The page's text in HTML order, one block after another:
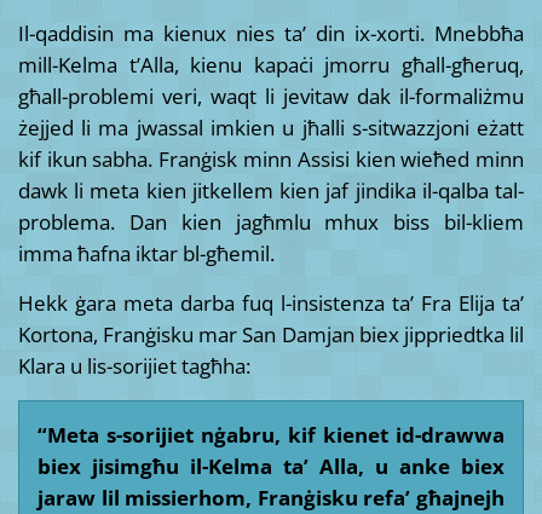
Il-qaddisin ma kienux nies ta’ din ix-xorti. Mnebbħa
mill-Kelma t’Alla, kienu kapaċi jmorru għall-għeruq,
għall-problemi veri, waqt li jevitaw dak il-formaliżmu
żejjed li ma jwassal imkien u jħalli s-sitwazzjoni eżatt
kif ikun sabha. Franġisk minn Assisi kien wieħed minn
dawk li meta kien jitkellem kien jaf jindika il-qalba tal-
problema. Dan kien jagħmlu mhux biss bil-kliem
imma ħafna iktar bl-għemil.
Hekk ġara meta darba fuq l-insistenza ta’ Fra Elija ta’
Kortona, Franġisku mar San Damjan biex jippriedtka lil
Klara u lis-sorijiet tagħha:
“Meta s-sorijiet nġabru, kif kienet id-drawwa
biex jisimgħu il-Kelma ta’ Alla, u anke biex
jaraw lil missierhom, Franġisku refa’ għajnejh